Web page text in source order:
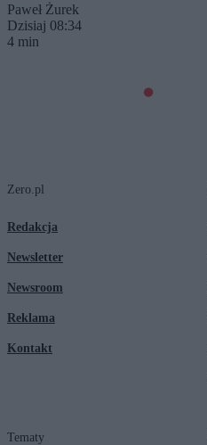
Paweł Żurek
Dzisiaj 08:34
4 min
Zero.pl
Redakcja
Newsletter
Newsroom
Reklama
Kontakt
Tematy